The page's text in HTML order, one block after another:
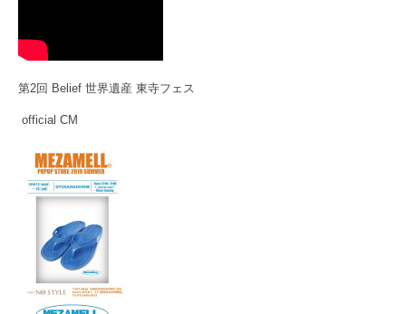
第2回 Belief 世界遺産 東寺フェス
official CM